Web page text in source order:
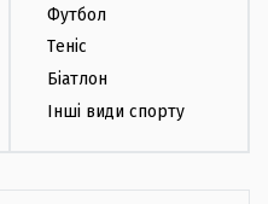
Футбол
Теніс
Біатлон
Інші види спорту